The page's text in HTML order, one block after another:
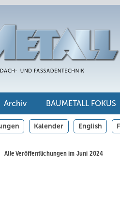
Archiv BAUMETALL FOKUS
Kalender English
Alle Veröffentlichungen im Juni 2024